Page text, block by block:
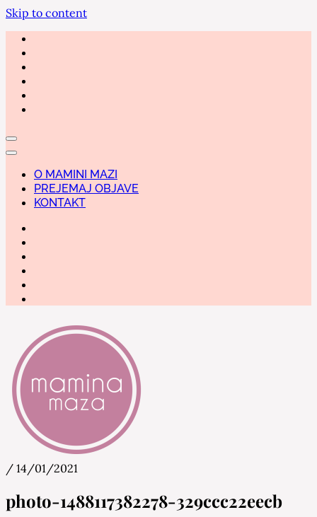
Skip to content
O MAMINI MAZI
PREJEMAJ OBJAVE
KONTAKT
Mamina Maza
/ 14/01/2021
photo-1488117382278-329ccc22eecb